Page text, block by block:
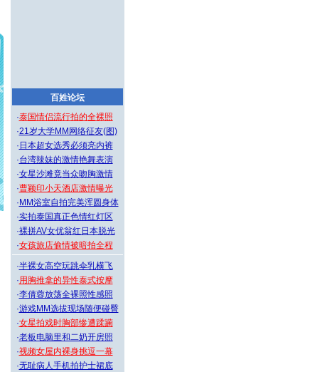
百姓论坛
·泰国情侣流行拍的全裸照
·21岁大学MM网络征友(图)
· 日本超女选秀必须亮内裤
·台湾辣妹的激情艳舞表演
·女星沙滩竟当众吻胸激情
·曹颖印小天酒店激情曝光
· MM浴室自拍完美浑圆身体
·实拍泰国真正色情红灯区
·裸拼AV女优翁红日本脱光
·女孩旅店偷情被暗拍全程
·半裸女高空玩跳伞乳横飞
·用胸推拿的异性泰式按摩
·李倩蓉放荡全裸照性感照
·游戏MM选拔现场随便碰臀
·女星拍戏时胸部惨遭蹂躏
·老板电脑里和二奶开房照
·视频女屋内裸身挑逗一幕
·无耻病人手机拍护士裙底